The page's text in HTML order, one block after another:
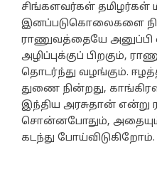
சிங்களவர்கள் தமிழர்கள்
இனப்படுகொலைகளை
ராணுவத்தையே
அழிப்புக்குப் பிறகும்,
தொடர்ந்து வழங்கும்.
துணை நின்றது,
இந்திய அரசுதான் என்று
சொன்னபோதும், அதையும்
கடந்து போய்விடுகிறோம்.